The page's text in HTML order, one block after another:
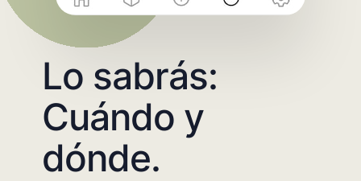
Lo sabrás:
Cuándo y
dónde.